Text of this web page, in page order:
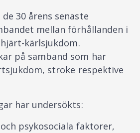
30 årens senaste
mellan förhållanden i
kärlsjukdom.
på samband som har
stroke respektive
har undersökts:
psykosociala faktorer,